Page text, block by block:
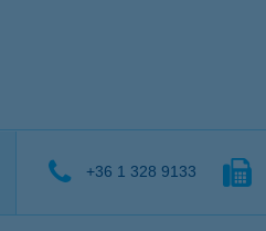
+36 1 328 9133